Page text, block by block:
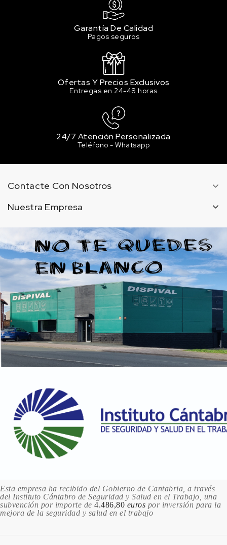
Garantía De Calidad
Pagos seguros
Ofertas Y Precios Exclusivos
Entregas en 24-48 horas
24/7 Atención Personalizada
Teléfono - Whatsapp
Contacte Con Nosotros
Nuestra Empresa
Esta empresa ha recibido del Gobierno de Cantabria, a través
del Instituto Cántabro de Seguridad y Salud en el Trabajo, una
subvención por importe de 4.486,80 euros por inversión para la
mejora de la seguridad y salud en el trabajo